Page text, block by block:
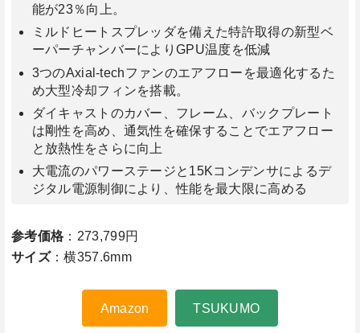
能が23％向上。
ミルドヒートスプレッダを備えた特許取得の新型ベ
ーパーチャンバーによりGPU温度を低減
3つのAxial-techファンのエアフローを最適化するた
め大型冷却フィンを搭載。
ダイキャストのカバー、フレーム、バックプレート
は剛性を高め、通気性を確保することでエアフロー
と放熱性をさらに向上
大電流のパワーステージと15Kコンデンサによるデ
ジタル電源制御により、性能を最大限に高める
参考価格 ：273,799円
サイズ：横357.6mm
Amazon TSUKUMO